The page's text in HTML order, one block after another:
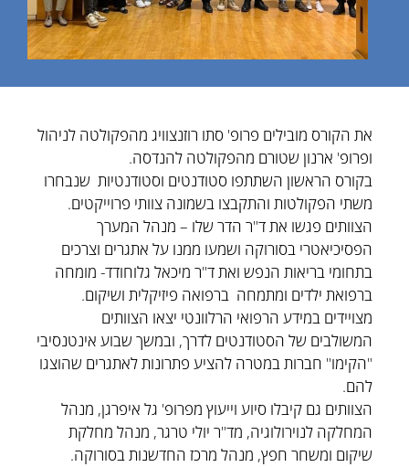
את הקורס מובילים פרופ' סתו רוזנצוויג מהפקולטה לניהול
ופרופ' ארנון שטורם מהפקולטה להנדסה.
בקורס הראשון השתתפו סטודנטים וסטודנטיות שנבחרו
משתי הפקולטות והתקבצו בשמונה צוותי פרוייקטים.
הצוותים פגשו את ד"ר הדר שלו – מנהל המערך
הפסיכיאטרי בסורוקה ושמעו ממנו על אתגרים וצרכים
בתחומי בריאות הנפש ואת ד"ר מיכאל גלוחודד- מומחה
ברפואת ילדים ומתמחה ברפואה פיזיקלית ושיקום.
מצויידים במידע הרפואי הרלוונטי יצאו הצוותים
המשולבים של הסטודנטים לדרך, ובמשך שבוע אינטנסיבי
"הקימו" חברות במטרה להציע פתרונות לאתגרים שהוצגו
להם.
הצוותים גם קיבלו סיוע וייעוץ מפרופ' גל איפרגן, מנהל
המחלקה לנוירולוגיה, מד"ר יולי טרגר, מנהל מחלקת
שיקום ומשחר חפץ, מנהל מרכז החדשנות בסורוקה.